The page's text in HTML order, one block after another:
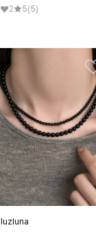
2
5(5)
luzluna